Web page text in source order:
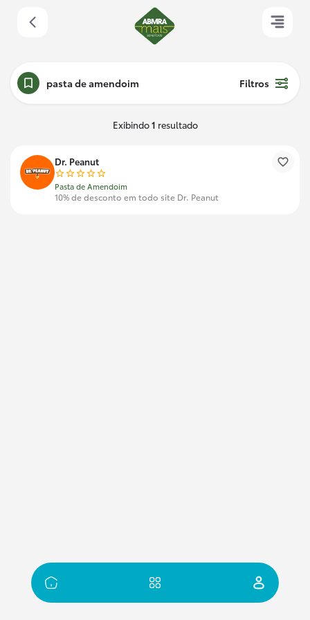
pasta de amendoim Filtros
Exibindo1 resultado
Dr. Peanut
Pasta de Amendoim
10% de desconto em todo site Dr. Peanut